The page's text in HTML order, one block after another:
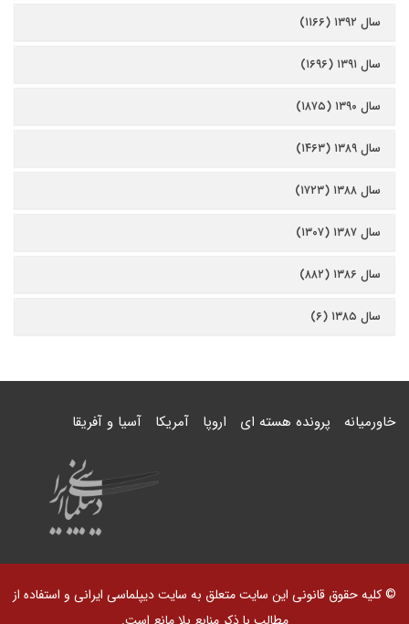
سال ۱۳۹۲ (۱۱۶۶)
سال ۱۳۹۱ (۱۶۹۶)
سال ۱۳۹۰ (۱۸۷۵)
سال ۱۳۸۹ (۱۴۶۳)
سال ۱۳۸۸ (۱۷۲۳)
سال ۱۳۸۷ (۱۳۰۷)
سال ۱۳۸۶ (۸۸۲)
سال ۱۳۸۵ (۶)
خاورمیانه پرونده هسته ای اروپا آمریکا آسیا و آفریقا
© کلیه حقوق قانونی این سایت متعلق به سایت دیپلماسی ایرانی و استفاده از